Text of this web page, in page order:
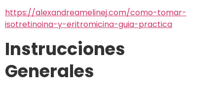
https://alexandreamelinej.com/como-tomar-
isotretinoina-y-eritromicina-guia-practica
Instrucciones
Generales